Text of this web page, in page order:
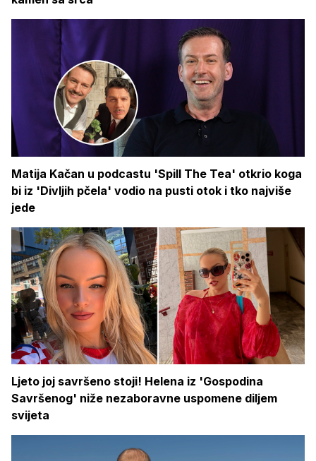
Matija Kačan u podcastu 'Spill The Tea' otkrio koga
bi iz 'Divljih pčela' vodio na pusti otok i tko najviše
jede
Ljeto joj savršeno stoji! Helena iz 'Gospodina
Savršenog' niže nezaboravne uspomene diljem
svijeta